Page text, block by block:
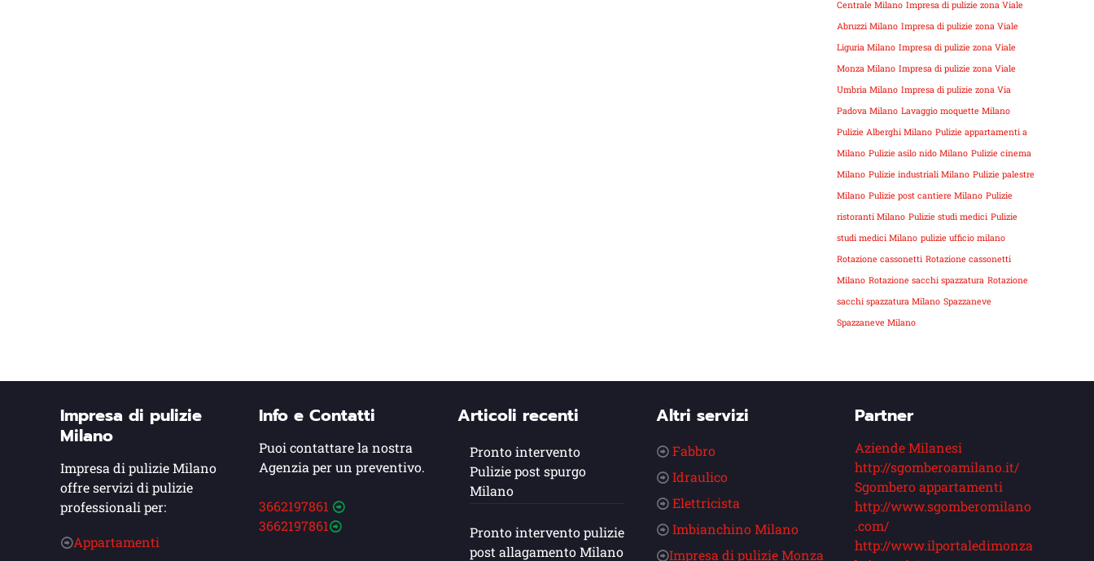
Centrale Milano Impresa di pulizie zona Viale
Abruzzi Milano Impresa di pulizie zona Viale
Liguria Milano Impresa di pulizie zona Viale
Monza Milano Impresa di pulizie zona Viale
Umbria Milano Impresa di pulizie zona Via
Padova Milano Lavaggio moquette Milano
Pulizie Alberghi Milano Pulizie appartamenti a
Milano Pulizie asilo nido Milano Pulizie cinema
Milano Pulizie industriali Milano Pulizie palestre
Milano Pulizie post cantiere Milano Pulizie
ristoranti Milano Pulizie studi medici Pulizie
studi medici Milano pulizie ufficio milano
Rotazione cassonetti Rotazione cassonetti
Milano Rotazione sacchi spazzatura Rotazione
sacchi spazzatura Milano Spazzaneve
Spazzaneve Milano
Impresa di pulizie
Milano
Impresa di pulizie Milano
offre servizi di pulizie
professionali per:
Appartamenti
Info e Contatti
Puoi contattare la nostra
Agenzia per un preventivo.
3662197861
3662197861
Articoli recenti
Pronto intervento
Pulizie post spurgo
Milano
Pronto intervento pulizie
post allagamento Milano
Altri servizi
Fabbro
Idraulico
Elettricista
Imbianchino Milano
Impresa di pulizie Monza
Partner
Aziende Milanesi
http://sgomberoamilano.it/
Sgombero appartamenti
http://www.sgomberomilano
.com/
http://www.ilportaledimonza